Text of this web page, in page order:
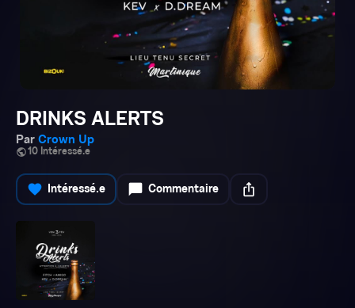
DRINKS ALERTS
Par Crown Up
public10 Intéressé.e
favorite Intéressé.e chat_bubble Commentaire ios_share